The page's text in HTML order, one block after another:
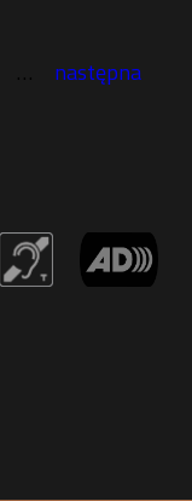
…
następna